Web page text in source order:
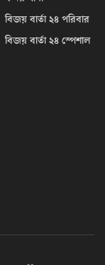
বিজয় বার্তা ২৪ পরিবার
বিজয় বার্তা ২৪ স্পেশাল